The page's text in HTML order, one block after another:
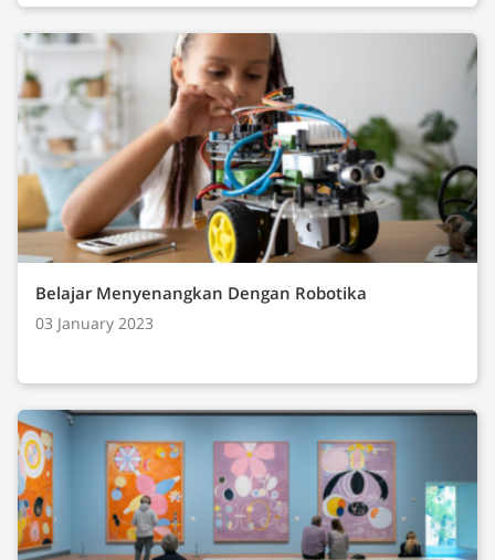
Belajar Menyenangkan Dengan Robotika
03 January 2023